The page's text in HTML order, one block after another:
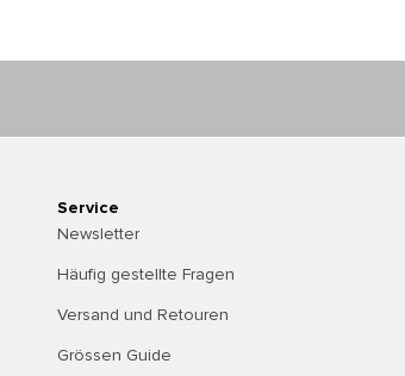
Service
Newsletter
Häufig gestellte Fragen
Versand und Retouren
Grössen Guide